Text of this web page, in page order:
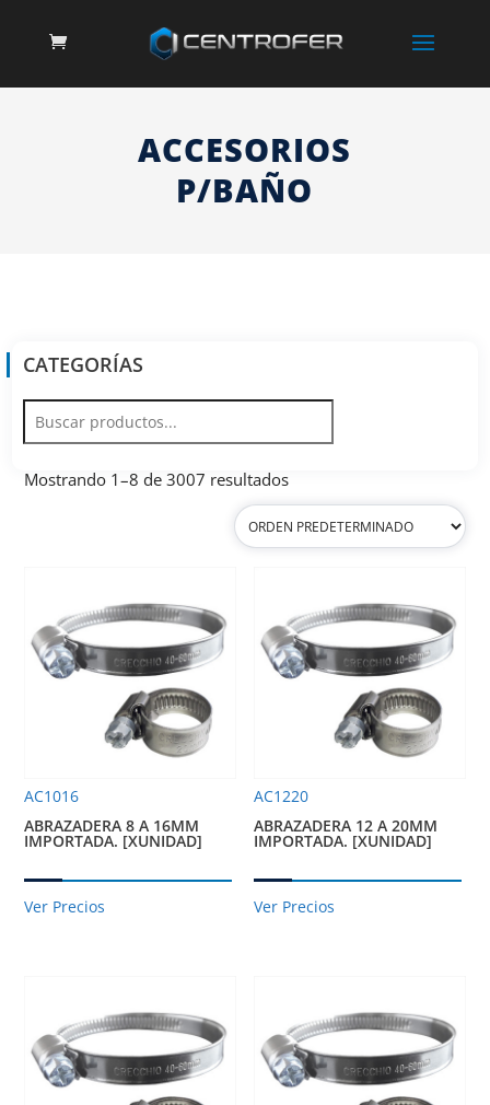
ACCESORIOS
P/BAÑO
CATEGORÍAS
Mostrando 1–8 de 3007 resultados
AC1016
ABRAZADERA 8 A 16MM
IMPORTADA. [XUNIDAD]
Ver Precios
AC1220
ABRAZADERA 12 A 20MM
IMPORTADA. [XUNIDAD]
Ver Precios